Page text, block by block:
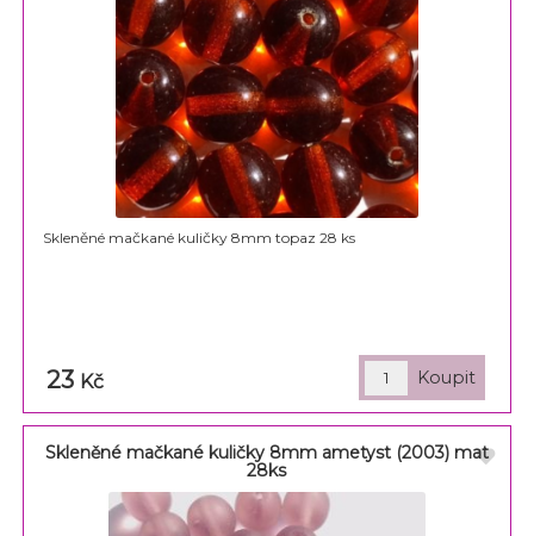
Skleněné mačkané kuličky 8mm topaz 28 ks
23 Kč
Skleněné mačkané kuličky 8mm ametyst (2003) mat
28ks